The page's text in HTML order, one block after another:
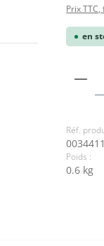
Prix
en
Réf.
Poids :
0.6 kg